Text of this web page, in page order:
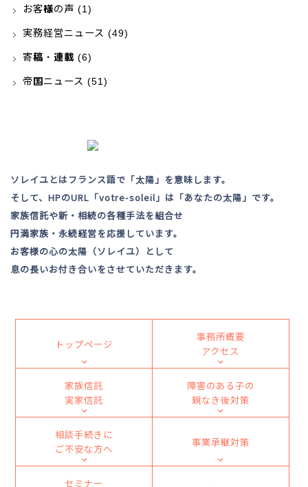
お客様の声 (1)
実務経営ニュース (49)
寄稿・連載(6)
帝国ニュース (51)
ソレイユとはフランス語で「太陽」を意味します。
そして、HPのURL「votre-soleil」は「あなたの太陽」です。
家族信託や新・相続の各種手法を組合せ
円満家族・永続経営を応援しています。
お客様の心の太陽（ソレイユ）として
息の長いお付き合いをさせていただきます。
トップページ
事務所概要
アクセス
家族信託
実家信託
障害のある子の
親なき後対策
相談手続きに
ご不安な方へ
事業承継対策
セミナー